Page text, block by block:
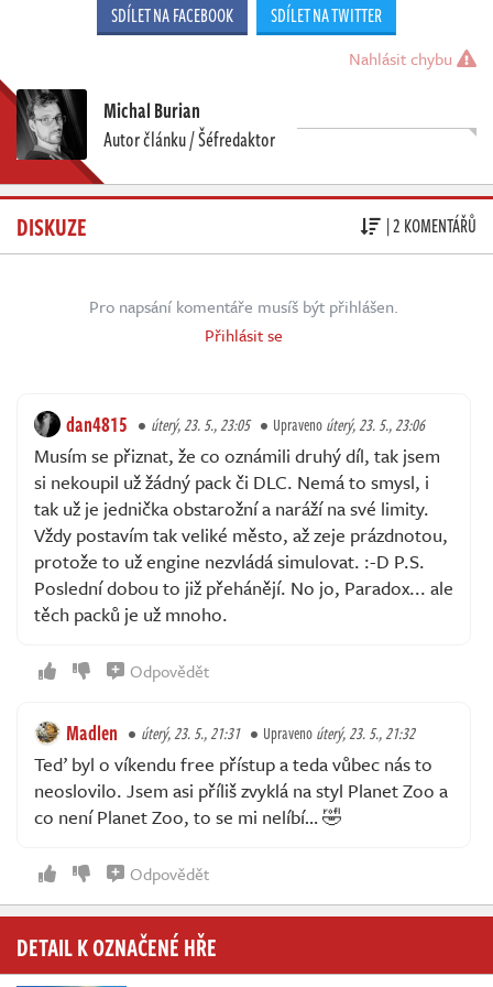
SDÍLET NA FACEBOOK SDÍLET NA TWITTER
Nahlásit chybu
Michal Burian
Autor článku / Šéfredaktor
DISKUZE | 2 KOMENTÁŘŮ
Pro napsání komentáře musíš být přihlášen.
Přihlásit se
dan4815 úterý, 23. 5., 23:05 Upravenoúterý, 23. 5., 23:06
Musím se přiznat, že co oznámili druhý díl, tak jsem
si nekoupil už žádný pack či DLC. Nemá to smysl, i
tak už je jednička obstarožní a naráží na své limity.
Vždy postavím tak veliké město, až zeje prázdnotou,
protože to už engine nezvládá simulovat. :-D P.S.
Poslední dobou to již přehánějí. No jo, Paradox... ale
těch packů je už mnoho.
Odpovědět
Madlen úterý, 23. 5., 21:31 Upravenoúterý, 23. 5., 21:32
Teď byl o víkendu free přístup a teda vůbec nás to
neoslovilo. Jsem asi příliš zvyklá na styl Planet Zoo a
co není Planet Zoo, to se mi nelíbí… 🤣
Odpovědět
DETAIL K OZNAČENÉ HŘE